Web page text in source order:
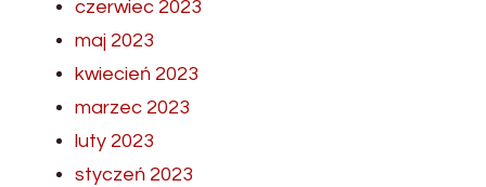
czerwiec 2023
maj 2023
kwiecień 2023
marzec 2023
luty 2023
styczeń 2023